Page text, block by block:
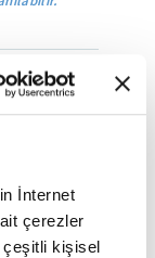
İnternet
çerezler
çeşitli kişisel